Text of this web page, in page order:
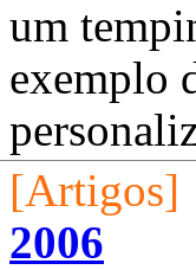
um
exemplo
[Artigos]
2006